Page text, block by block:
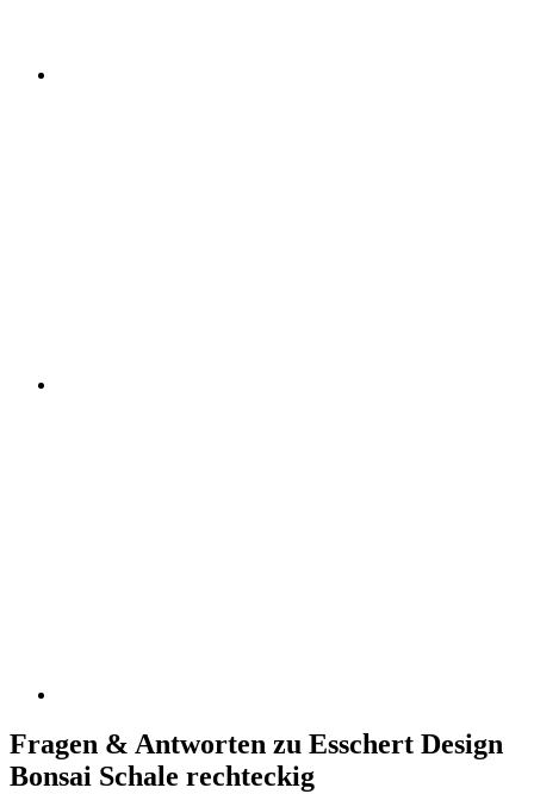
Fragen & Antworten zu Esschert Design
Bonsai Schale rechteckig